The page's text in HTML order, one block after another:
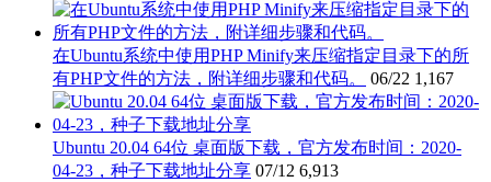
在Ubuntu系统中使用PHP Minify来压缩指定目录下的所
有PHP文件的方法，附详细步骤和代码。
06/22 1,167
Ubuntu 20.04 64位 桌面版下载，官方发布时间：2020-
04-23，种子下载地址分享 07/12 6,913